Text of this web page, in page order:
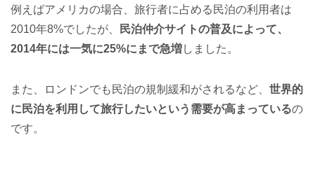
例えばアメリカの場合、旅行者に占める民泊の利用者は
2010年8%でしたが、
民泊仲介サイトの普及によって、
2014年には一気に25%にまで急増しました。
また、ロンドンでも民泊の規制緩和がされるなど、 世界的
に民泊を利用して旅行したいという需要が高まっているの
です。